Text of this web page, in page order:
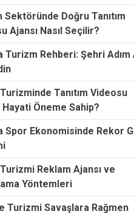
Sektöründe Doğru Tanıtım
Ajansı Nasıl Seçilir?
Turizm Rehberi: Şehri Adım
Tanıtım Videosu
Hayati Öneme Sahip?
Spor Ekonomisinde Rekor
Reklam Ajansı ve
Yöntemleri
Turizmi Savaşlara Rağmen